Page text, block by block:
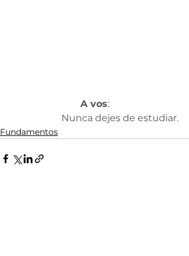
A vos:
Nunca dejes de estudiar.
Fundamentos